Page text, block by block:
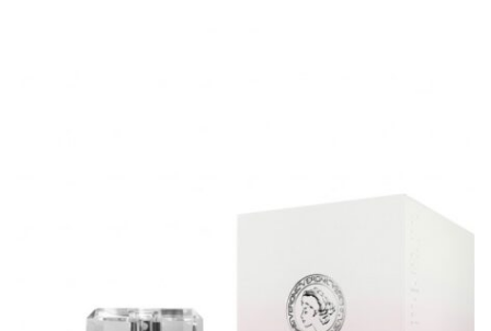
BISUTERIA